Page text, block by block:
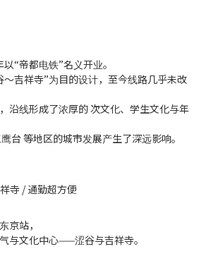
“帝都电铁”名义开业。
〜吉祥寺”为目的设计，至今线路几乎未改
沿线形成了浓厚的 次文化、学生文化与年
台 等地区的城市发展产生了深远影响。
寺 / 通勤超方便
京站，
与文化中心——涩谷与吉祥寺。